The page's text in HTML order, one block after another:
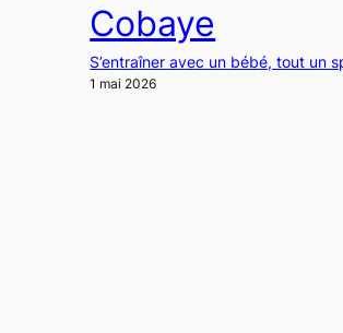
Cobaye
S’entraîner avec un bébé, tout un
1 mai 2026